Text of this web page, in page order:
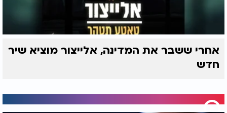
אחרי ששבר את המדינה, אלייצור מוציא שיר
חדש